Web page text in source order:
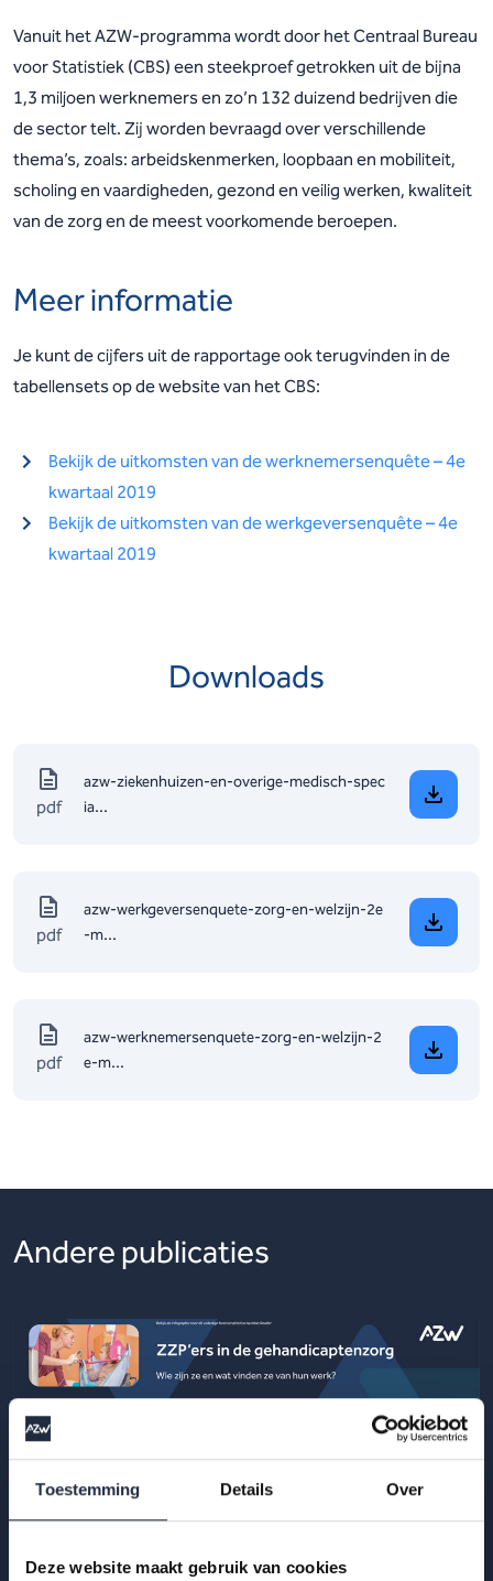
Toestemming Details Over
Deze website maakt gebruik van cookies
Vanuit het AZW-programma wordt door het Centraal Bureau
voor Statistiek (CBS) een steekproef getrokken uit de bijna
1,3 miljoen werknemers en zo’n 132 duizend bedrijven die
de sector telt. Zij worden bevraagd over verschillende
thema’s, zoals: arbeidskenmerken, loopbaan en mobiliteit,
scholing en vaardigheden, gezond en veilig werken, kwaliteit
van de zorg en de meest voorkomende beroepen.
Meer informatie
Je kunt de cijfers uit de rapportage ook terugvinden in de
tabellensets op de website van het CBS:
Bekijk de uitkomsten van de werknemersenquête – 4e
kwartaal 2019
Bekijk de uitkomsten van de werkgeversenquête – 4e
kwartaal 2019
Downloads
pdf
azw-ziekenhuizen-en-overige-medisch-spec
ia...
pdf
azw-werkgeversenquete-zorg-en-welzijn-2e
-m...
pdf
azw-werknemersenquete-zorg-en-welzijn-2
e-m...
Andere publicaties